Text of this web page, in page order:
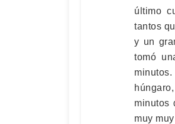
último
tantos
y un
tomó
minutos
muy